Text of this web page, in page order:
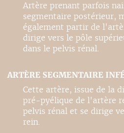
Artère prenant parfois
segmentaire postérieur,
également partir de
dirige vers le pôle
dans le pelvis rénal.
ARTÈRE SEGMENTAIRE
Cette artère, issue de la
pré-pyélique de l'artère
pelvis rénal et se dirige
rein.